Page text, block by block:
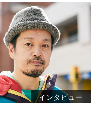
インタビュー